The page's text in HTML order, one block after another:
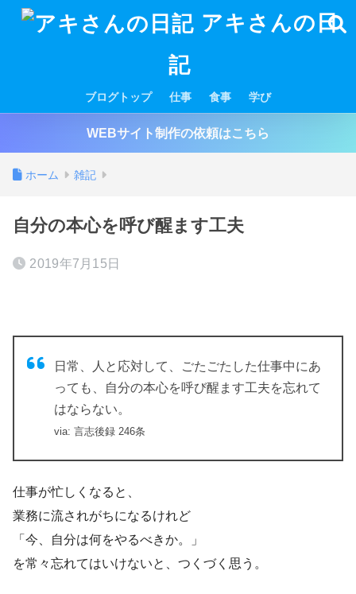
アキさんの日
記
ブログトップ 仕事 食事 学び
WEBサイト制作の依頼はこちら
ホーム 雑記
自分の本心を呼び醒ます工夫
2019年7月15日
日常、人と応対して、ごたごたした仕事中にあ
っても、自分の本心を呼び醒ます工夫を忘れて
はならない。
via: 言志後録 246条
仕事が忙しくなると、
業務に流されがちになるけれど
「今、自分は何をやるべきか。」
を常々忘れてはいけないと、つくづく思う。